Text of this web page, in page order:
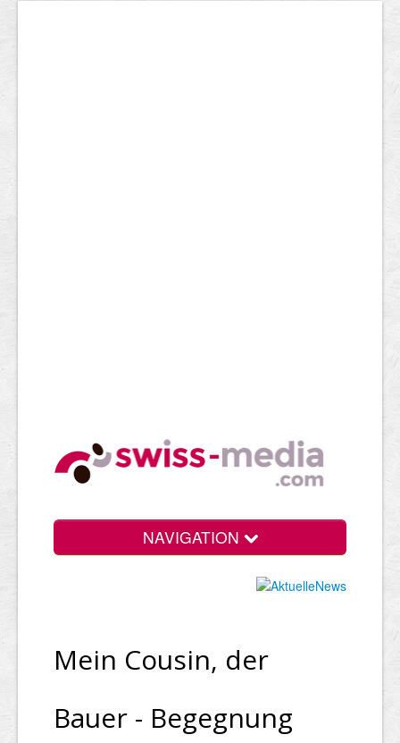
NAVIGATION
Mein Cousin, der
Bauer - Begegnung